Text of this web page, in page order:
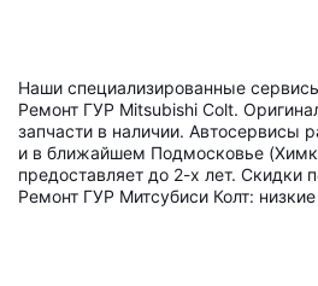
Наши специализированные
Ремонт ГУР Mitsubishi Colt.
запчасти в наличии. Автосервисы
и в ближайшем Подмосковье
предоставляет до 2-х лет. Скидки
Ремонт ГУР Митсубиси Колт: